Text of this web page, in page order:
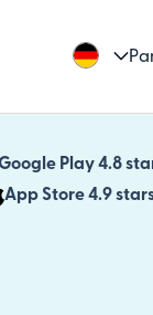
Play 4.8
App Store 4.9